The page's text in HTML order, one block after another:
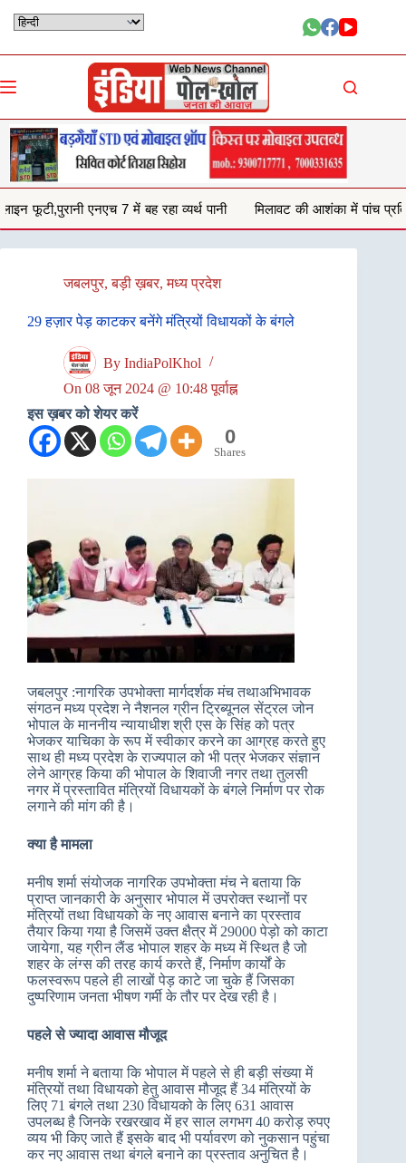
रहा व्यर्थ पानी मिलावट की आशंका में पांच प्रतिष्ठानों से जब्त किया 132
जबलपुर,बड़ी ख़बर,मध्य प्रदेश
29 हज़ार पेड़ काटकर बनेंगे मंत्रियों विधायकों के बंगले
By IndiaPolKhol
On 08 जून 2024 @ 10:48 पूर्वाह्न
इस ख़बर को शेयर करें
0
Shares
जबलपुर :नागरिक उपभोक्ता मार्गदर्शक मंच तथाअभिभावक
संगठन मध्य प्रदेश ने नैशनल ग्रीन ट्रिब्यूनल सेंट्रल जोन
भोपाल के माननीय न्यायाधीश श्री एस के सिंह को पत्र
भेजकर याचिका के रूप में स्वीकार करने का आग्रह करते हुए
साथ ही मध्य प्रदेश के राज्यपाल को भी पत्र भेजकर संज्ञान
लेने आग्रह किया की भोपाल के शिवाजी नगर तथा तुलसी
नगर में प्रस्तावित मंत्रियों विधायकों के बंगले निर्माण पर रोक
लगाने की मांग की है।
क्या है मामला
मनीष शर्मा संयोजक नागरिक उपभोक्ता मंच ने बताया कि
प्राप्त जानकारी के अनुसार भोपाल में उपरोक्त स्थानों पर
मंत्रियों तथा विधायको के नए आवास बनाने का प्रस्ताव
तैयार किया गया है जिसमें उक्त क्षैत्र में 29000 पेड़ो को काटा
जायेगा, यह ग्रीन लैंड भोपाल शहर के मध्य में स्थित है जो
शहर के लंग्स की तरह कार्य करते हैं, निर्माण कार्यों के
फलस्वरूप पहले ही लाखों पेड़ काटे जा चुके हैं जिसका
दुष्परिणाम जनता भीषण गर्मी के तौर पर देख रही है।
पहले से ज्यादा आवास मौजूद
मनीष शर्मा ने बताया कि भोपाल में पहले से ही बड़ी संख्या में
मंत्रियों तथा विधायको हेतु आवास मौजूद हैं 34 मंत्रियों के
लिए 71 बंगले तथा 230 विधायको के लिए 631 आवास
उपलब्ध है जिनके रखरखाव में हर साल लगभग 40 करोड़ रुपए
व्यय भी किए जाते हैं इसके बाद भी पर्यावरण को नुकसान पहुंचा
कर नए आवास तथा बंगले बनाने का प्रस्ताव अनुचित है।